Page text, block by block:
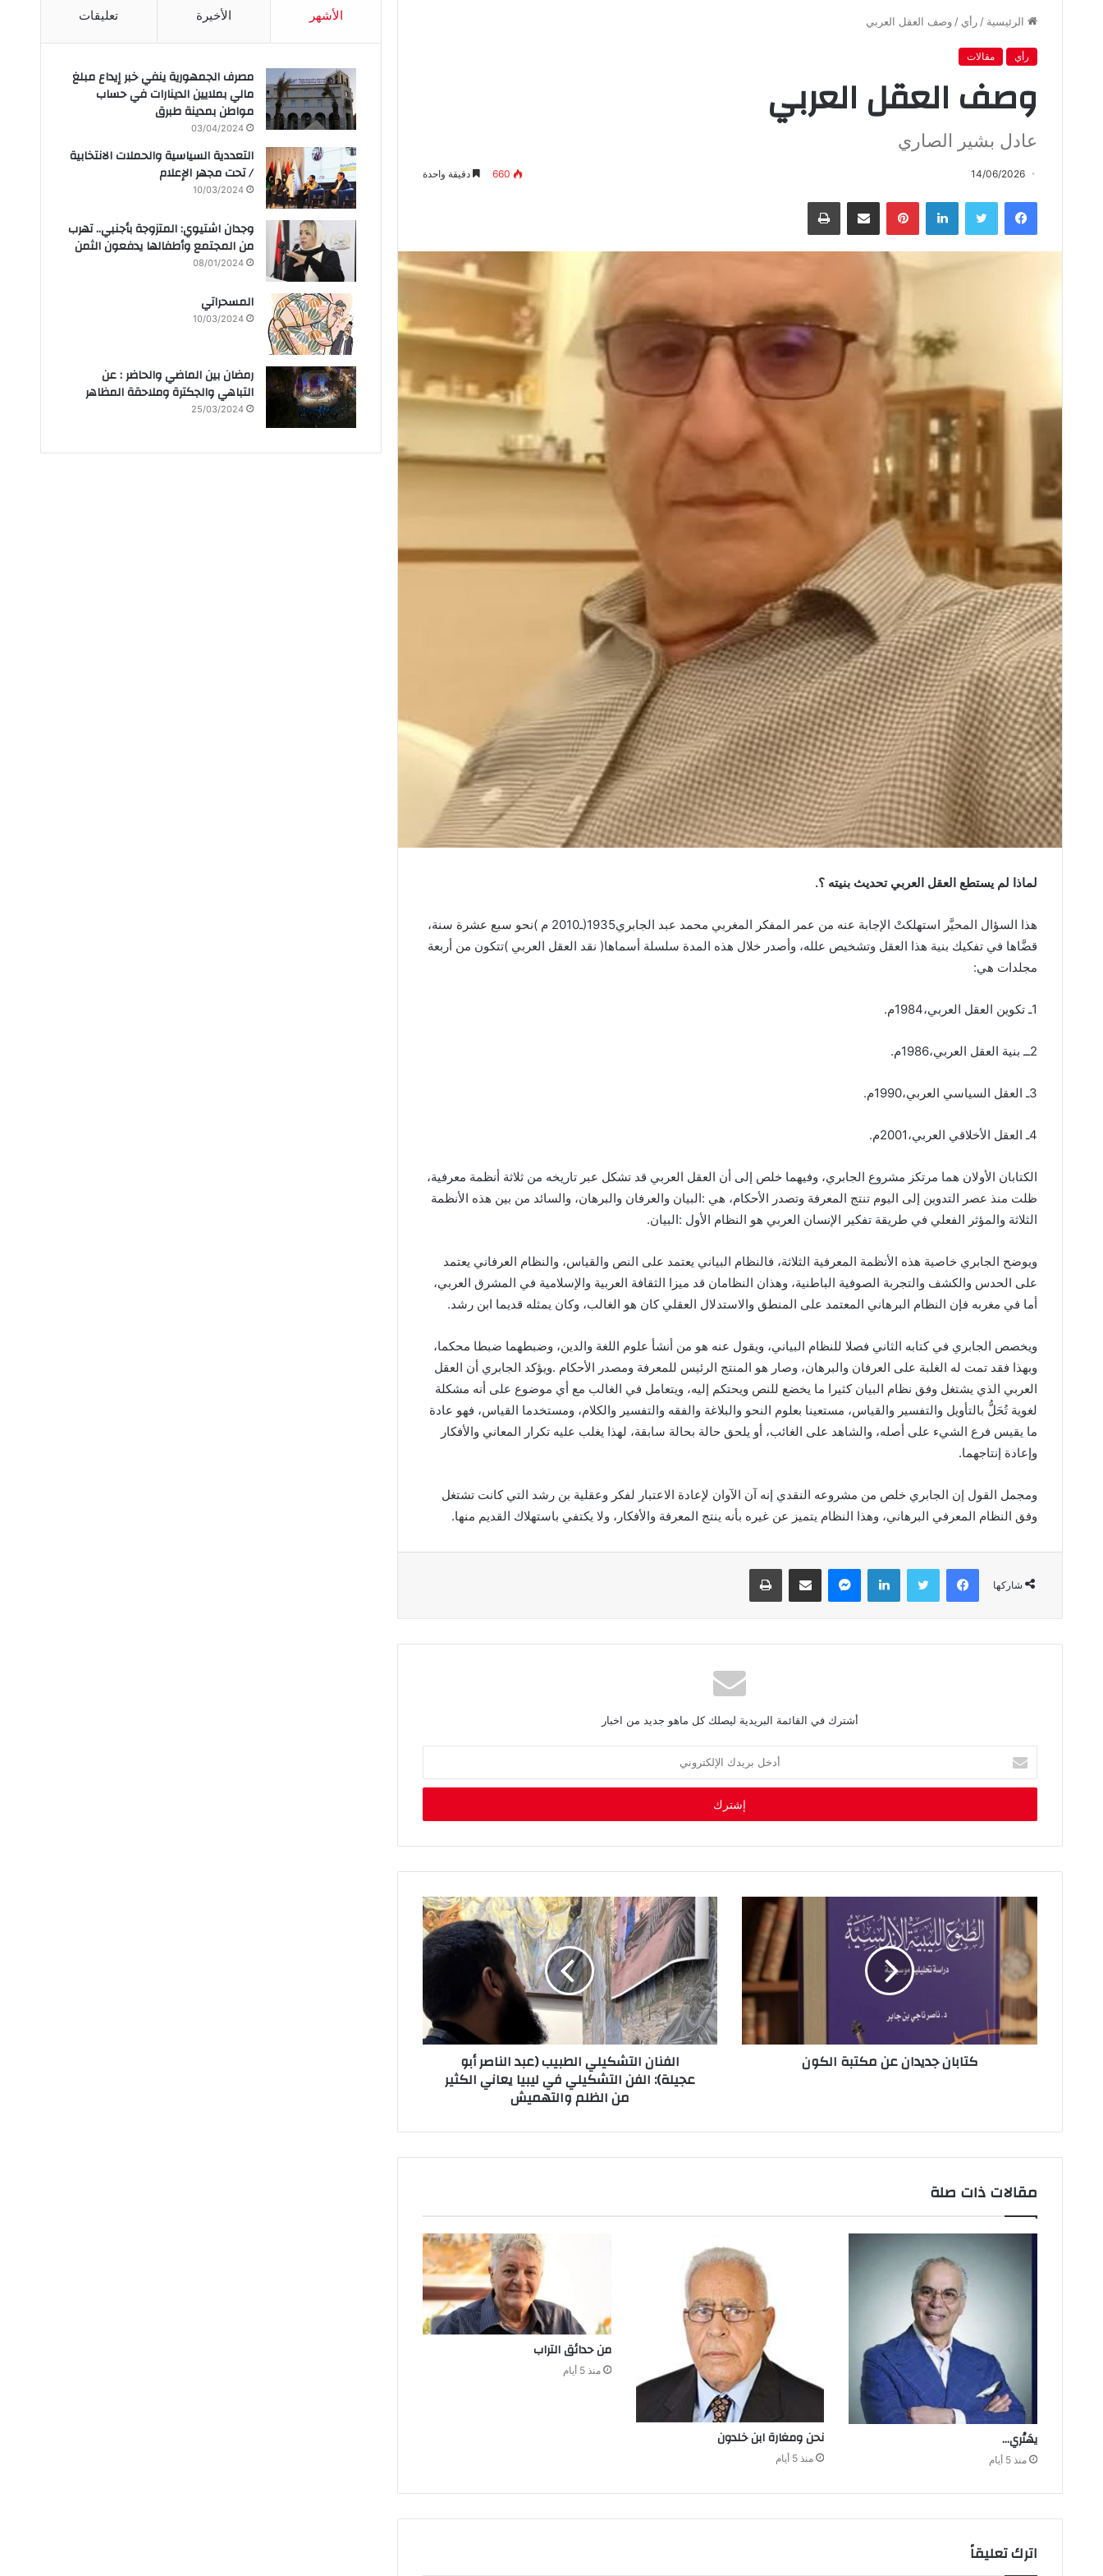
الرئيسية / رأي / وصف العقل العربي
رأي مقالات
وصف العقل العربي
عادل بشير الصاري
14/06/2026
660 دقيقة واحدة
فيسبوك تويتر لينكدإن بينتيريست مشاركة عبر البريد طباعة
لماذا‭ ‬لم‭ ‬يستطع‭ ‬العقل‭ ‬العربي‭ ‬تحديث‭ ‬بنيته‭ ‬؟‭.‬
‬مجلدات‭ ‬هي‭:‬
1ـ‭ ‬تكوين‭ ‬العقل‭ ‬العربي،1984م‭.‬
2ــ‭ ‬بنية‭ ‬العقل‭ ‬العربي،1986م‭.‬
3ـ‭ ‬العقل‭ ‬السياسي‭ ‬العربي،1990م‭.‬
4ـ‭ ‬العقل‭ ‬الأخلاقي‭ ‬العربي،2001م‭.‬
‬الثلاثة‭ ‬والمؤثر‭ ‬الفعلي‭ ‬في‭ ‬طريقة‭ ‬تفكير‭ ‬الإنسان‭ ‬العربي‭ ‬هو‭ ‬النظام‭ ‬الأول‭: ‬البيان‭.‬
‬أما‭ ‬في‭ ‬مغربه‭ ‬فإن‭ ‬النظام‭ ‬البرهاني‭ ‬المعتمد‭ ‬على‭ ‬المنطق‭ ‬والاستدلال‭ ‬العقلي‭ ‬كان‭ ‬هو‭ ‬الغالب،‭ ‬وكان‭ ‬يمثله‭ ‬قديما‭ ‬ابن‭ ‬رشد‭.‬
‬وإعادة‭ ‬إنتاجهما‭.‬
‬وفق‭ ‬النظام‭ ‬المعرفي‭ ‬البرهاني،‭ ‬وهذا‭ ‬النظام‭ ‬يتميز‭ ‬عن‭ ‬غيره‭ ‬بأنه‭ ‬ينتج‭ ‬المعرفة‭ ‬والأفكار،‭ ‬ولا‭ ‬يكتفي‭ ‬باستهلاك‭ ‬القديم‭ ‬منها‭.‬
شاركها
فيسبوك تويتر لينكدإن ماسنجر مشاركة عبر البريد طباعة
أشترك في القائمة البريدية ليصلك كل ماهو جديد من اخبار
خ
ب
د
ا
ك
ر
ن
كتابان جديدان عن مكتبة الكون الفنان التشكيلي الطبيب (عبد الناصر أبو
عجيلة): الفن التشكيلي في ليبيا يعاني الكثير
من الظلم والتهميش
مقالات ذات صلة
يهَتْري‭…‬
منذ 5 أيام
نحن‭ ‬ومغارة ابن‭ ‬خلدون
منذ 5 أيام
من‭ ‬حدائق‭ ‬التراب
منذ 5 أيام
اترك تعليقاً
الأشهر الأخيرة تعليقات
مصرف الجمهورية ينفي خبر إيداع مبلغ
مالي بملايين الدينارات في حساب
مواطن بمدينة طبرق
03/04/2024
التعددية السياسية والحملات الانتخابية
/ تحت مجهر الإعلام
10/03/2024
وجدان اشتيوي: المتزوجة بأجنبي.. تهرب
من المجتمع وأطفالها يدفعون الثمن
08/01/2024
المسحراتي
10/03/2024
رمضان بين الماضي والحاضر : عن
التباهي والجكترة وملاحقة المظاهر
25/03/2024